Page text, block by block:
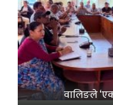
वालिङले